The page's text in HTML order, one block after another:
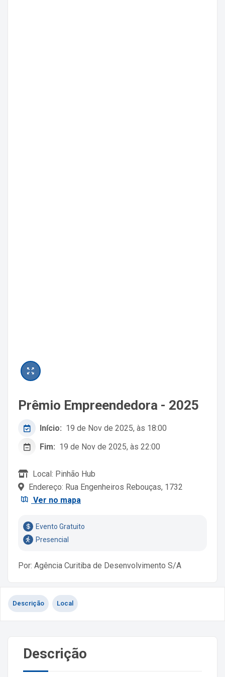
Prêmio Empreendedora - 2025
Início: 19 de Nov de 2025, às 18:00
Fim: 19 de Nov de 2025, às 22:00
Local: Pinhão Hub
Endereço: Rua Engenheiros Rebouças, 1732
Ver no mapa
Evento Gratuito
Presencial
Por: Agência Curitiba de Desenvolvimento S/A
Descrição Local
Descrição